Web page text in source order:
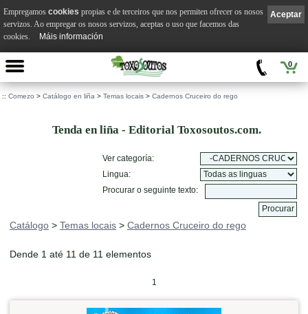
0
:: Comezo > Catálogo en liña > Temas locais > Cadernos Cruceiro do rego
Tenda en liña - Editorial Toxosoutos.com.
Ver categoría:
Lingua:
Procurar o seguinte texto:
Catálogo > Temas locais > Cadernos Cruceiro do rego
Dende 1 até 11 de 11 elementos
1
Aceptar
Empregamos cookies propias e de terceiros que nos permiten ofrecer os nosos
servizos. Ao empregar os nosos servizos, aceptas o uso que facemos das
cookies.
Máis información